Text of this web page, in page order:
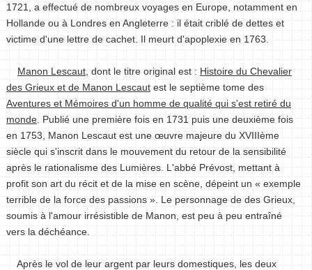
1721, a effectué de nombreux voyages en Europe, notamment en
Hollande ou à Londres en Angleterre : il était criblé de dettes et
victime d'une lettre de cachet. Il meurt d'apoplexie en 1763.
Manon Lescaut , dont le titre original est : Histoire du Chevalier
des Grieux et de Manon Lescaut est le septième tome des
Aventures et Mémoires d'un homme de qualité qui s'est retiré du
monde . Publié une première fois en 1731 puis une deuxième fois
en 1753, Manon Lescaut est une œuvre majeure du XVIIIème
siècle qui s'inscrit dans le mouvement du retour de la sensibilité
après le rationalisme des Lumières. L'abbé Prévost, mettant à
profit son art du récit et de la mise en scène, dépeint un « exemple
terrible de la force des passions ». Le personnage de des Grieux,
soumis à l'amour irrésistible de Manon, est peu à peu entraîné
vers la déchéance.
Après le vol de leur argent par leurs domestiques, les deux